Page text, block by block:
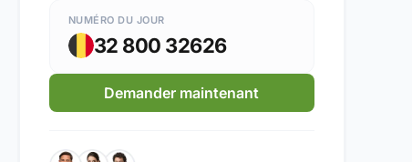
NUMÉRO DU JOUR
32 800 32626
Demander maintenant